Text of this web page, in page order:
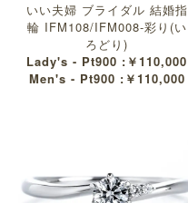
いい夫婦 ブライダル 結婚指
輪 IFM108/IFM008-彩り(い
ろどり)
Lady's - Pt900 :￥110,000
Men's - Pt900 :￥110,000